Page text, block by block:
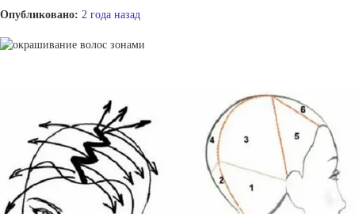
Опубликовано: 2 года назад